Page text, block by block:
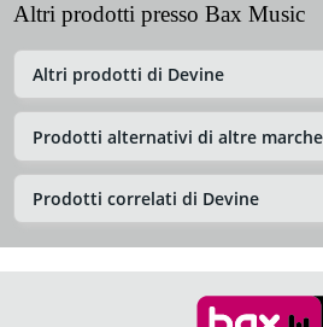
Altri prodotti presso Bax Music
Altri prodotti di Devine
Prodotti alternativi di altre marche
Prodotti correlati di Devine